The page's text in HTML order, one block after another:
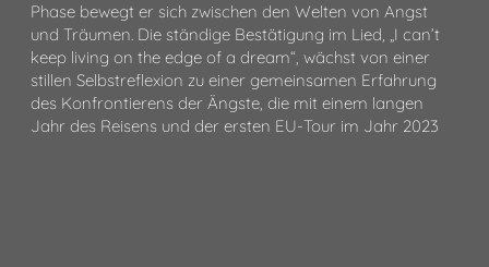
Phase bewegt er sich zwischen den Welten von Angst
und Träumen. Die ständige Bestätigung im Lied, „I can’t
keep living on the edge of a dream“, wächst von einer
stillen Selbstreflexion zu einer gemeinsamen Erfahrung
des Konfrontierens der Ängste, die mit einem langen
Jahr des Reisens und der ersten EU-Tour im Jahr 2023